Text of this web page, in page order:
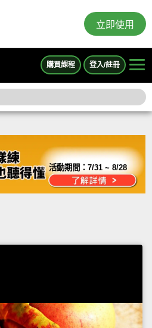
立即使用
購買課程 登入/註冊
活動期間：7/31 ~ 8/28